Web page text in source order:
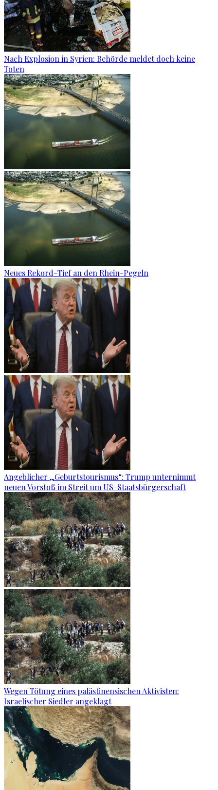
Nach Explosion in Syrien: Behörde meldet doch keine
Toten
Neues Rekord-Tief an den Rhein-Pegeln
Angeblicher „Geburtstourismus“: Trump unternimmt
neuen Vorstoß im Streit um US-Staatsbürgerschaft
Wegen Tötung eines palästinensischen Aktivisten:
Israelischer Siedler angeklagt